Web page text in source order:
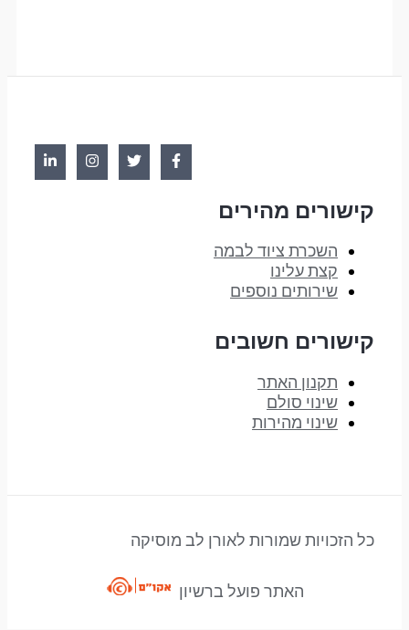
קישורים מהירים
השכרת ציוד לבמה
קצת עלינו
שירותים נוספים
קישורים חשובים
תקנון האתר
שינוי סולם
שינוי מהירות
כל הזכויות שמורות לאורן לב מוסיקה
האתר פועל ברשיון